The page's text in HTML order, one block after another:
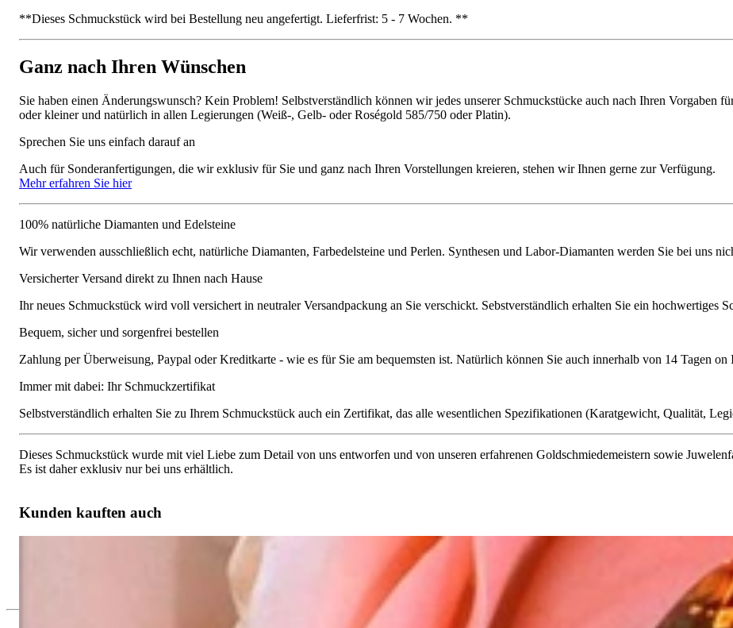
**Dieses Schmuckstück wird bei Bestellung neu angefertigt. Lieferfrist: 5 - 7 Wochen. **
Ganz nach Ihren Wünschen
Sie haben einen Änderungswunsch? Kein Problem! Selbstverständlich können wir jedes unserer Schmuckstücke auch nach Ihren Vorgaben
oder kleiner und natürlich in allen Legierungen (Weiß-, Gelb- oder Roségold 585/750 oder Platin).
Sprechen Sie uns einfach darauf an
Auch für Sonderanfertigungen, die wir exklusiv für Sie und ganz nach Ihren Vorstellungen kreieren, stehen wir Ihnen gerne zur Verfügung.
Mehr erfahren Sie hier
100% natürliche Diamanten und Edelsteine
Wir verwenden ausschließlich echt, natürliche Diamanten, Farbedelsteine und Perlen. Synthesen und Labor-Diamanten werden Sie bei uns
Versicherter Versand direkt zu Ihnen nach Hause
Ihr neues Schmuckstück wird voll versichert in neutraler Versandpackung an Sie verschickt. Sebstverständlich erhalten Sie ein hochwertiges
Bequem, sicher und sorgenfrei bestellen
Zahlung per Überweisung, Paypal oder Kreditkarte - wie es für Sie am bequemsten ist. Natürlich können Sie auch innerhalb von 14 Tagen on
Immer mit dabei: Ihr Schmuckzertifikat
Selbstverständlich erhalten Sie zu Ihrem Schmuckstück auch ein Zertifikat, das alle wesentlichen Spezifikationen (Karatgewicht, Qualität,
Dieses Schmuckstück wurde mit viel Liebe zum Detail von uns entworfen und von unseren erfahrenen Goldschmiedemeistern sowie
Es ist daher exklusiv nur bei uns erhältlich.
Kunden kauften auch
Ausgefallener Multicolor Edelstein Anhänger mit Brillanten